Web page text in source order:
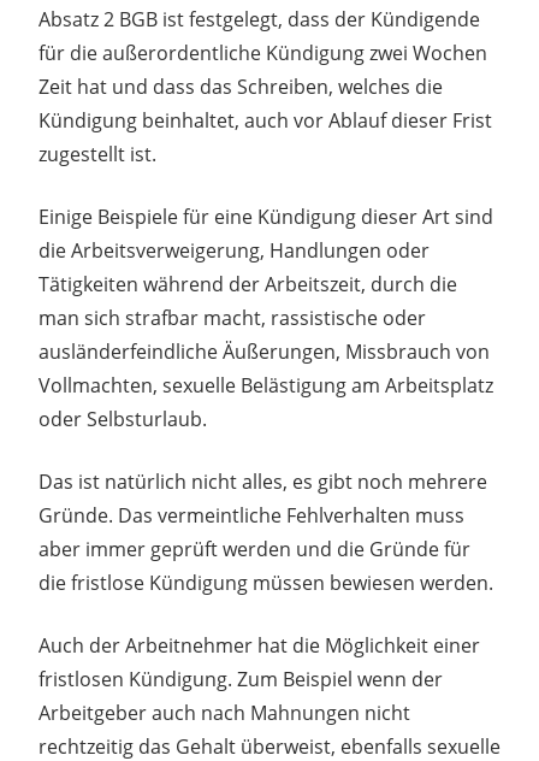
Absatz 2 BGB ist festgelegt, dass der Kündigende
für die außerordentliche Kündigung zwei Wochen
Zeit hat und dass das Schreiben, welches die
Kündigung beinhaltet, auch vor Ablauf dieser Frist
zugestellt ist.
Einige Beispiele für eine Kündigung dieser Art sind
die Arbeitsverweigerung, Handlungen oder
Tätigkeiten während der Arbeitszeit, durch die
man sich strafbar macht, rassistische oder
ausländerfeindliche Äußerungen, Missbrauch von
Vollmachten, sexuelle Belästigung am Arbeitsplatz
oder Selbsturlaub.
Das ist natürlich nicht alles, es gibt noch mehrere
Gründe. Das vermeintliche Fehlverhalten muss
aber immer geprüft werden und die Gründe für
die fristlose Kündigung müssen bewiesen werden.
Auch der Arbeitnehmer hat die Möglichkeit einer
fristlosen Kündigung. Zum Beispiel wenn der
Arbeitgeber auch nach Mahnungen nicht
rechtzeitig das Gehalt überweist, ebenfalls sexuelle